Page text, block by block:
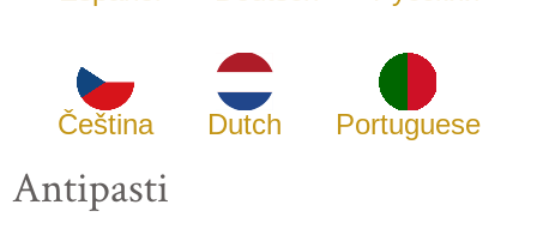
Čeština Dutch Portuguese
Antipasti